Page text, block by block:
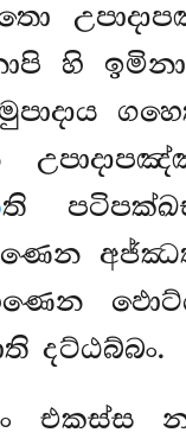
හි
ති
දට්ඨබ්බං.
එකස්ස